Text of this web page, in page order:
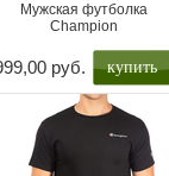
Мужская футболка
Champion
руб. купить